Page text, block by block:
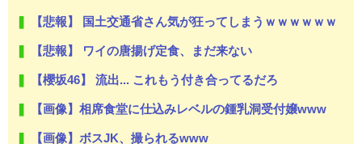
【悲報】 国土交通省さん気が狂ってしまうｗｗｗｗｗｗ
【悲報】 ワイの唐揚げ定食、まだ来ない
【櫻坂46】 流出... これもう付き合ってるだろ
【画像】相席食堂に仕込みレベルの鍾乳洞受付嬢www
【画像】ボスJK、撮られるwww